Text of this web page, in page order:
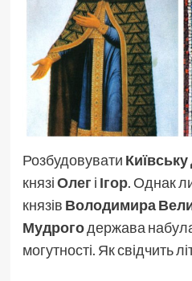
Розбудовувати
князіОлег і Ігор. Однак
князів Володимира
Мудрогодержава
могутності. Як свідчить